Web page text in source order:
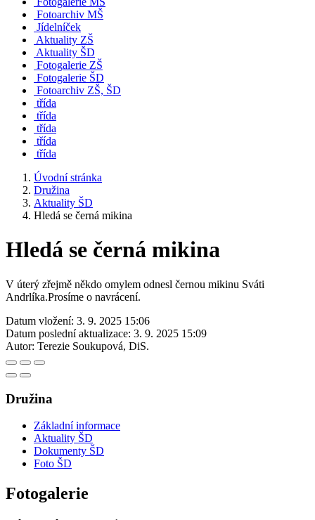
Fotoarchiv MŠ
Jídelníček
Aktuality ZŠ
Aktuality ŠD
Fotogalerie ZŠ
Fotogalerie ŠD
Fotoarchiv ZŠ, ŠD
třída
třída
třída
třída
třída
Úvodní stránka
Družina
Aktuality ŠD
Hledá se černá mikina
Hledá se černá mikina
V úterý zřejmě někdo omylem odnesl černou mikinu Sváti
Andrlíka.Prosíme o navrácení.
Datum vložení: 3. 9. 2025 15:06
Datum poslední aktualizace: 3. 9. 2025 15:09
Autor: Terezie Soukupová, DiS.
Družina
Základní informace
Aktuality ŠD
Dokumenty ŠD
Foto ŠD
Fotogalerie